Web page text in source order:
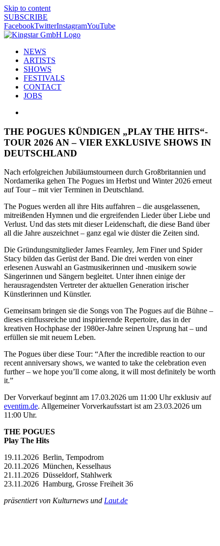
Skip to content
SUBSCRIBE
FacebookTwitterInstagramYouTube
NEWS
ARTISTS
SHOWS
FESTIVALS
CONTACT
JOBS
THE POGUES KÜNDIGEN „PLAY THE HITS“-
TOUR 2026 AN – VIER EXKLUSIVE SHOWS IN
DEUTSCHLAND
Nach erfolgreichen Jubiläumstourneen durch Großbritannien und
Nordamerika gehen The Pogues im Herbst und Winter 2026 erneut
auf Tour – mit vier Terminen in Deutschland.
The Pogues werden all ihre Hits auffahren – die ausgelassenen,
mitreißenden Hymnen und die ergreifenden Lieder über Liebe und
Verlust. Und das stets mit dieser Leidenschaft, die diese Band über
all die Jahre auszeichnet – ganz egal wie düster die Zeiten sind.
Die Gründungsmitglieder James Fearnley, Jem Finer und Spider
Stacy bilden das Gerüst der Band. Die drei werden von einer
erlesenen Auswahl an Gastmusikerinnen und -musikern sowie
Sängerinnen und Sängern begleitet. Unter ihnen einige der
herausragendsten Vertreter der aktuellen Generation irischer
Künstlerinnen und Künstler.
Gemeinsam bringen sie die Songs von The Pogues auf die Bühne –
dieses einflussreiche und inspirierende Repertoire, das in der
kreativen Hochphase der 1980er-Jahre seinen Ursprung hat – und
erfüllen sie mit neuem Leben.
The Pogues über diese Tour: “After the incredible reaction to our
recent anniversary shows, we wanted to take the celebration even
further – we hope you’ll come along, it will most definitely be worth
it.”
Der Vorverkauf beginnt am 17.03.2026 um 11:00 Uhr exklusiv auf
eventim.de. Allgemeiner Vorverkaufsstart ist am 23.03.2026 um
11:00 Uhr.
THE POGUES
Play The Hits
19.11.2026 Berlin, Tempodrom
20.11.2026 München, Kesselhaus
21.11.2026 Düsseldorf, Stahlwerk
23.11.2026 Hamburg, Grosse Freiheit 36
präsentiert von Kulturnews und Laut.de